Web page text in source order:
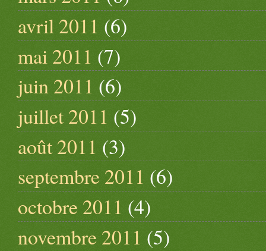
avril 2011 (6)
mai 2011 (7)
juin 2011 (6)
juillet 2011 (5)
août 2011 (3)
septembre 2011 (6)
octobre 2011 (4)
novembre 2011 (5)